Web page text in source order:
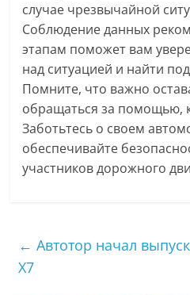
случае чрезвычайной
Соблюдение данных
этапам поможет вам
над ситуацией и найти
Помните, что важно
обращаться за помощью,
Заботьтесь о своем
обеспечивайте
участников дорожного
← Автотор начал
X7